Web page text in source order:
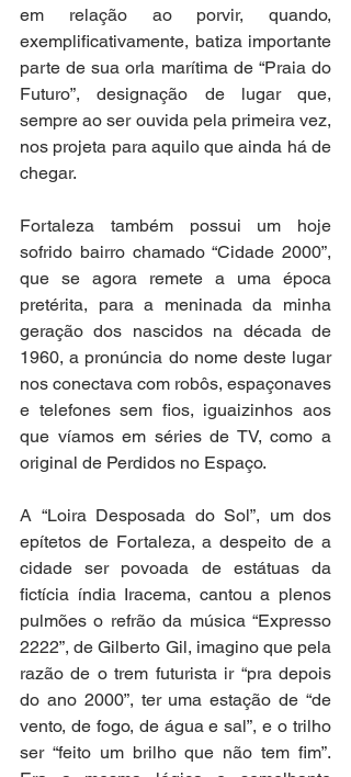
em relação ao porvir, quando,
exemplificativamente, batiza importante
parte de sua orla marítima de “Praia do
Futuro”, designação de lugar que,
sempre ao ser ouvida pela primeira vez,
nos projeta para aquilo que ainda há de
chegar.
Fortaleza também possui um hoje
sofrido bairro chamado “Cidade 2000”,
que se agora remete a uma época
pretérita, para a meninada da minha
geração dos nascidos na década de
1960, a pronúncia do nome deste lugar
nos conectava com robôs, espaçonaves
e telefones sem fios, iguaizinhos aos
que víamos em séries de TV, como a
original de Perdidos no Espaço.
A “Loira Desposada do Sol”, um dos
epítetos de Fortaleza, a despeito de a
cidade ser povoada de estátuas da
fictícia índia Iracema, cantou a plenos
pulmões o refrão da música “Expresso
2222”, de Gilberto Gil, imagino que pela
razão de o trem futurista ir “pra depois
do ano 2000”, ter uma estação de “de
vento, de fogo, de água e sal”, e o trilho
ser “feito um brilho que não tem fim”.